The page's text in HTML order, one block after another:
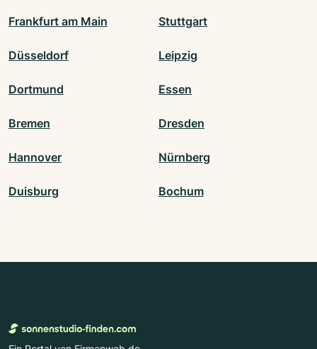
Frankfurt am Main Stuttgart
Düsseldorf Leipzig
Dortmund Essen
Bremen Dresden
Hannover Nürnberg
Duisburg Bochum